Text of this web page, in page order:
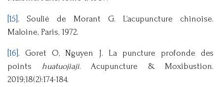
[15] . Soulié de Morant G. L’acupuncture chinoise.
Maloine, Paris, 1972.
[16] . Goret O, Nguyen J. La puncture profonde des
points huatuojiaji. Acupuncture & Moxibustion.
2019;18(2):174-184.